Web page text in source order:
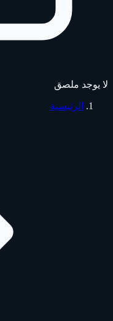
لا يوجد ملصق
الرئيسية